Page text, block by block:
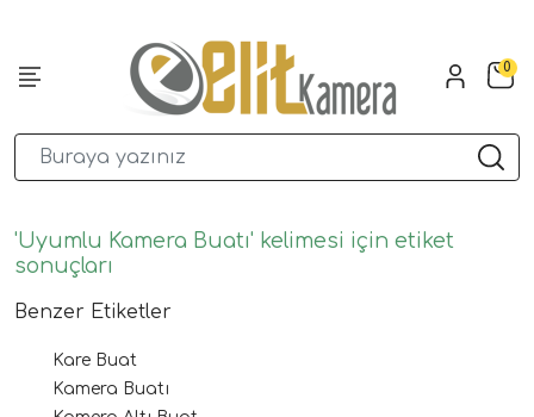
0
'Uyumlu Kamera Buatı' kelimesi için etiket
sonuçları
Benzer Etiketler
Kare Buat
Kamera Buatı